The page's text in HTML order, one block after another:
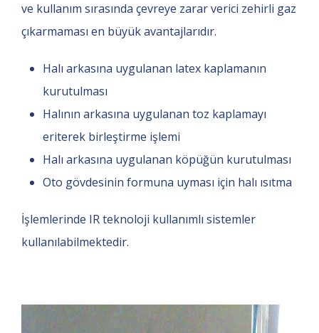
ve kullanım sırasında çevreye zarar verici zehirli gaz
çıkarmaması en büyük avantajlarıdır.
Halı arkasına uygulanan latex kaplamanın
kurutulması
Halının arkasına uygulanan toz kaplamayı
eriterek birleştirme işlemi
Halı arkasına uygulanan köpüğün kurutulması
Oto gövdesinin formuna uyması için halı ısıtma
İşlemlerinde IR teknoloji kullanımlı sistemler
kullanılabilmektedir.